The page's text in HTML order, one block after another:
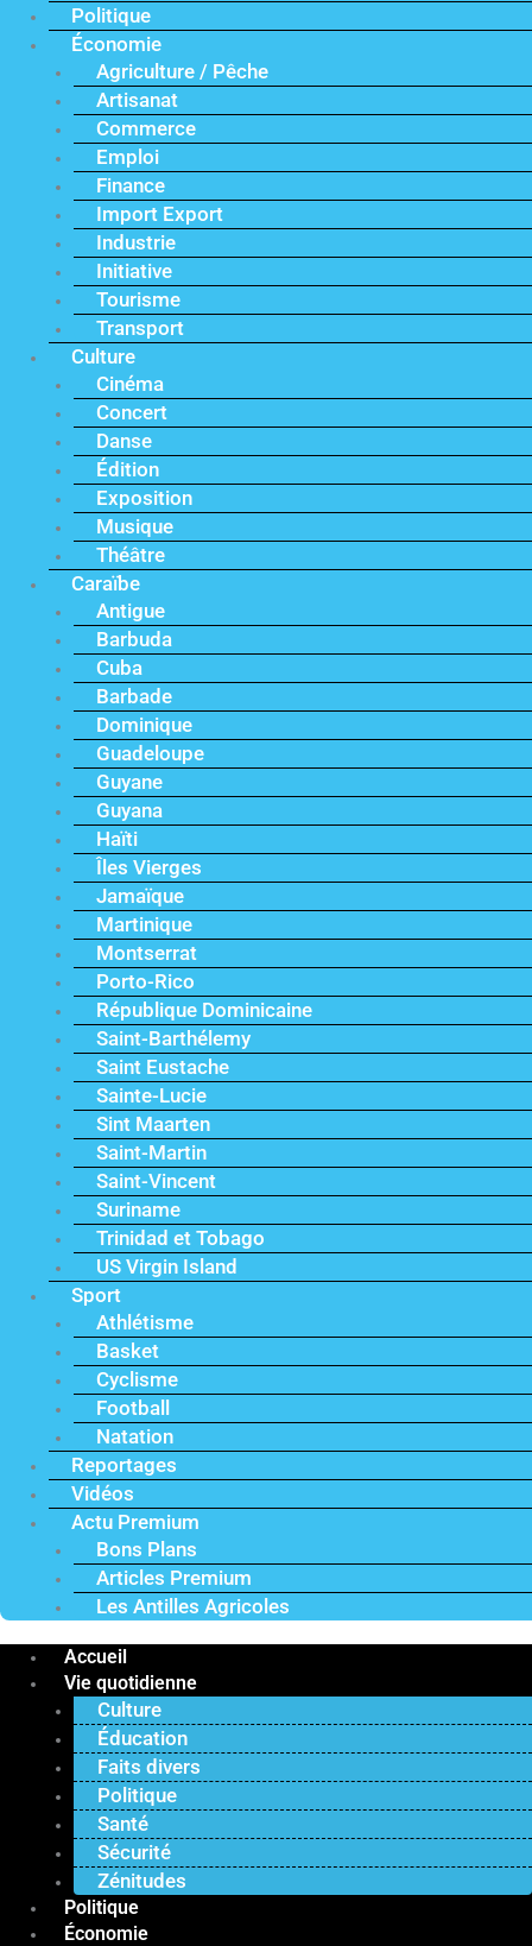
Politique
Économie
Agriculture / Pêche
Artisanat
Commerce
Emploi
Finance
Import Export
Industrie
Initiative
Tourisme
Transport
Culture
Cinéma
Concert
Danse
Édition
Exposition
Musique
Théâtre
Caraïbe
Antigue
Barbuda
Cuba
Barbade
Dominique
Guadeloupe
Guyane
Guyana
Haïti
Îles Vierges
Jamaïque
Martinique
Montserrat
Porto-Rico
République Dominicaine
Saint-Barthélemy
Saint Eustache
Sainte-Lucie
Sint Maarten
Saint-Martin
Saint-Vincent
Suriname
Trinidad et Tobago
US Virgin Island
Sport
Athlétisme
Basket
Cyclisme
Football
Natation
Reportages
Vidéos
Actu Premium
Bons Plans
Articles Premium
Les Antilles Agricoles
Accueil
Vie quotidienne
Culture
Éducation
Faits divers
Politique
Santé
Sécurité
Zénitudes
Politique
Économie